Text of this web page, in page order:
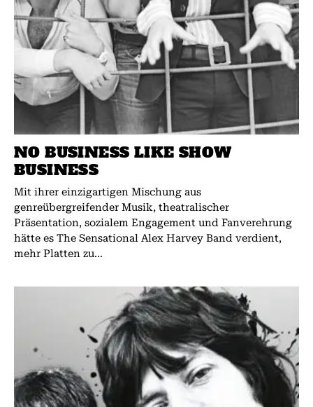
NO BUSINESS LIKE SHOW
BUSINESS
Mit ihrer einzigartigen Mischung aus
genreübergreifender Musik, theatralischer
Präsentation, sozialem Engagement und Fanverehrung
hätte es The Sensational Alex Harvey Band verdient,
mehr Platten zu...